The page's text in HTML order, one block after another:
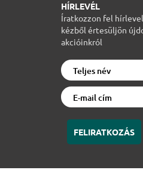
HÍRLEVÉL
Íratkozzon fel
kézből értesüljön
akcióinkról
FELIRATKOZÁS